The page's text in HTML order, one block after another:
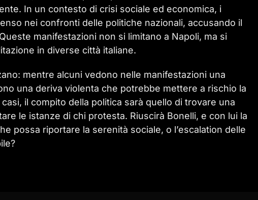
In un contesto di crisi sociale ed economica, i
nei confronti delle politiche nazionali, accusando il
manifestazioni non si limitano a Napoli, ma si
in diverse città italiane.
mentre alcuni vedono nelle manifestazioni una
una deriva violenta che potrebbe mettere a rischio la
il compito della politica sarà quello di trovare una
le istanze di chi protesta. Riuscirà Bonelli, e con lui la
possa riportare la serenità sociale, o l’escalation delle